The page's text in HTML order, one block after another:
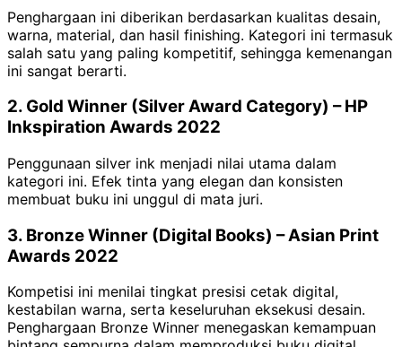
Penghargaan ini diberikan berdasarkan kualitas desain,
warna, material, dan hasil finishing. Kategori ini termasuk
salah satu yang paling kompetitif, sehingga kemenangan
ini sangat berarti.
2. Gold Winner (Silver Award Category) – HP
Inkspiration Awards 2022
Penggunaan silver ink menjadi nilai utama dalam
kategori ini. Efek tinta yang elegan dan konsisten
membuat buku ini unggul di mata juri.
3. Bronze Winner (Digital Books) – Asian Print
Awards 2022
Kompetisi ini menilai tingkat presisi cetak digital,
kestabilan warna, serta keseluruhan eksekusi desain.
Penghargaan Bronze Winner menegaskan kemampuan